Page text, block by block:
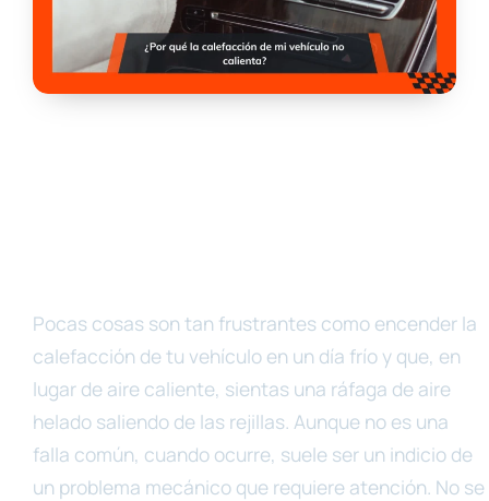
Pocas cosas son tan frustrantes como encender la
calefacción de tu vehículo en un día frío y que, en
lugar de aire caliente, sientas una ráfaga de aire
helado saliendo de las rejillas. Aunque no es una
falla común, cuando ocurre, suele ser un indicio de
un problema mecánico que requiere atención. No se